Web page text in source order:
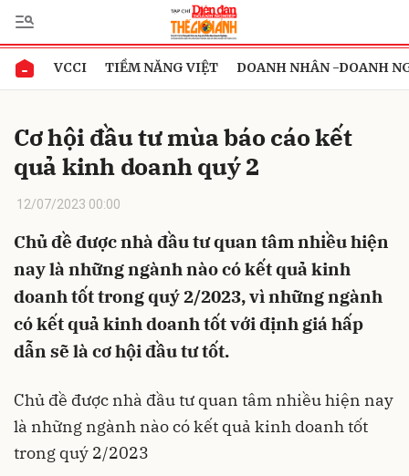
VCCI TIỀM NĂNG VIỆT DOANH NHÂN -DOANH
Cơ hội đầu tư mùa báo cáo kết
quả kinh doanh quý 2
12/07/2023 00:00
Chủ đề được nhà đầu tư quan tâm nhiều hiện
nay là những ngành nào có kết quả kinh
doanh tốt trong quý 2/2023, vì những ngành
có kết quả kinh doanh tốt với định giá hấp
dẫn sẽ là cơ hội đầu tư tốt.
Chủ đề được nhà đầu tư quan tâm nhiều hiện nay
là những ngành nào có kết quả kinh doanh tốt
trong quý 2/2023
Gửi bình luận
Hủy